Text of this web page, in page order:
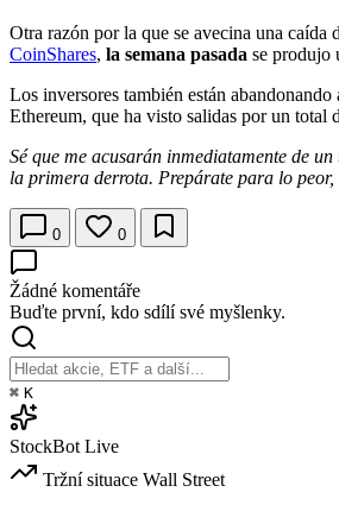
Otra razón por la que se avecina una caída
CoinShares, la semana pasada se produjo
Los inversores también están
Ethereum, que ha visto salidas por un total
Sé que me acusarán inmediatamente de
la primera derrota. Prepárate para lo peor,
0 0
Žádné komentáře
Buďte první, kdo sdílí své myšlenky.
⌘ K
StockBot Live
Tržní situace Wall Street